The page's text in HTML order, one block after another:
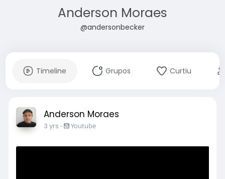
Anderson Moraes
@andersonbecker
Timeline Grupos Curtiu
Anderson Moraes
3 yrs - Youtube